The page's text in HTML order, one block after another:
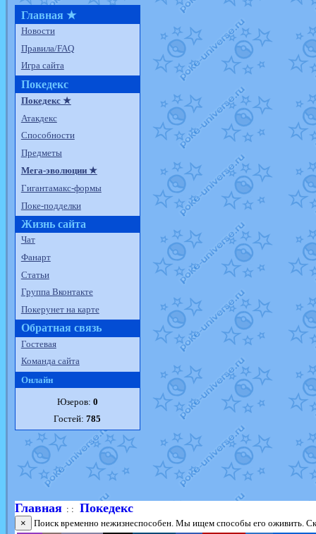
Главная ★
Новости
Правила/FAQ
Игра сайта
Покедекс
Покедекс ★
Атакдекс
Способности
Предметы
Мега-эволюции ★
Гигантамакс-формы
Поке-подделки
Жизнь сайта
Чат
Фанарт
Статьи
Группа Вконтакте
Покерунет на карте
Обратная связь
Гостевая
Команда сайта
Онлайн
Юзеров: 0
Гостей:785
Главная: : Покедекс
× Поиск временно нежизнеспособен. Мы ищем способы его оживить.